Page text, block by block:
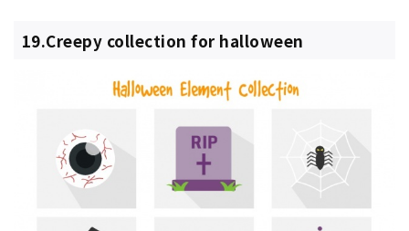
19.Creepy collection for halloween